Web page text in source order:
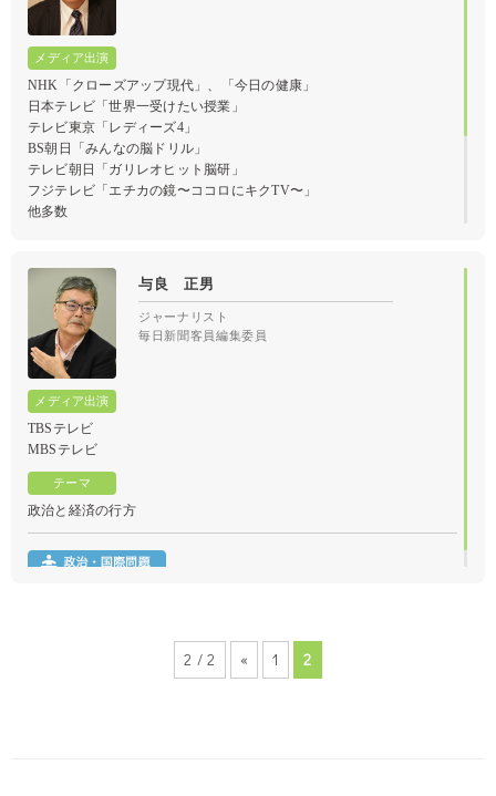
NHK「クローズアップ現代」、「今日の健康」
日本テレビ「世界一受けたい授業」
テレビ東京「レディーズ4」
BS朝日「みんなの脳ドリル」
テレビ朝日「ガリレオヒット脳研」
フジテレビ「エチカの鏡〜ココロにキクTV〜」
他多数
脳が元気になる方法
与良 正男
ジャーナリスト
毎日新聞客員編集委員
TBSテレビ
MBSテレビ
政治と経済の⾏⽅
2 / 2 « 1 2